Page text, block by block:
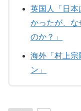
英国人「日本
かったが、な
のか？」
海外「村上宗
ン」